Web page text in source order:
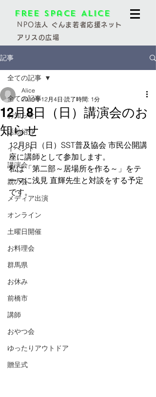
Free Space Alice
NPO法人 ぐんま若者応援ネット
アリスの広場
記事
全ての記事
お知らせ
活動紹介
イベント
講演会
親の会
メディア出演
オンライン
土曜日開催
お料理会
群馬県
お休み
前橋市
講師
おやつ会
ゆったりアウトドア
贈呈式
全ての記事
12月8日（日）講演会のお
知らせ
Alice
2019年12月4日 読了時間: 1分
12月8日（日）SST普及協会 市民公開講
座に講師として参加します。
私は「第二部～居場所を作る～」をテ
ーマに浅見 直輝先生と対談をする予定
です。